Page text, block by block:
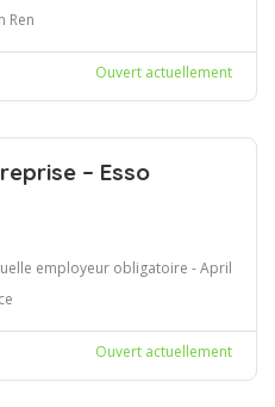
Ren
Ouvert actuellement
– Esso
employeur obligatoire - April
Ouvert actuellement